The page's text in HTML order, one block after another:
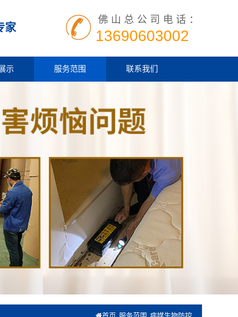
家
佛山总公司电话：
13690603002
示 服务范围 联系我们